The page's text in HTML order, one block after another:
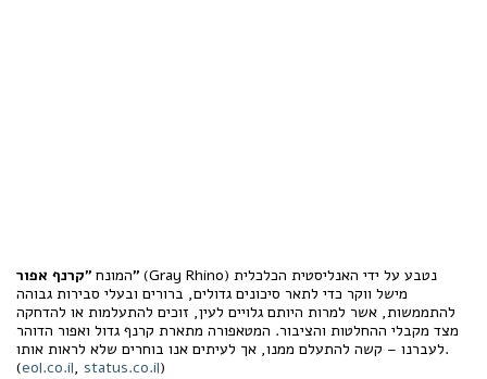
המונח"קרנף אפור" (Gray Rhino) נטבע על ידי האנליסטית הכלכלית
מישל ווקר כדי לתאר סיכונים גדולים, ברורים ובעלי סבירות גבוהה
להתממשות, אשר למרות היותם גלויים לעין, זוכים להתעלמות או להדחקה
מצד מקבלי ההחלטות והציבור. המטאפורה מתארת קרנף גדול ואפור הדוהר
לעברנו – קשה להתעלם ממנו, אך לעיתים אנו בוחרים שלא לראות אותו.
(eol.co.il, status.co.il)